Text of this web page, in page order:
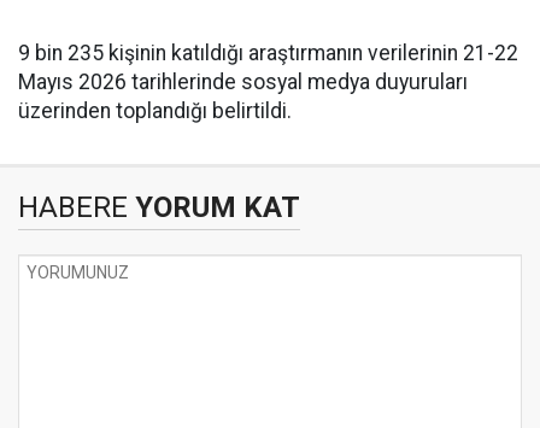
9 bin 235 kişinin katıldığı araştırmanın verilerinin 21-22
Mayıs 2026 tarihlerinde sosyal medya duyuruları
üzerinden toplandığı belirtildi.
HABERE YORUM KAT